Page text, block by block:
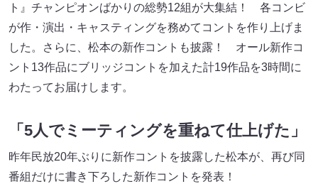
ト』チャンピオンばかりの総勢12組が大集結！ 各コンビ
が作・演出・キャスティングを務めてコントを作り上げま
した。さらに、松本の新作コントも披露！ オール新作コ
ント13作品にブリッジコントを加えた計19作品を3時間に
わたってお届けします。
「5人でミーティングを重ねて仕上げた」
昨年民放20年ぶりに新作コントを披露した松本が、再び同
番組だけに書き下ろした新作コントを発表！